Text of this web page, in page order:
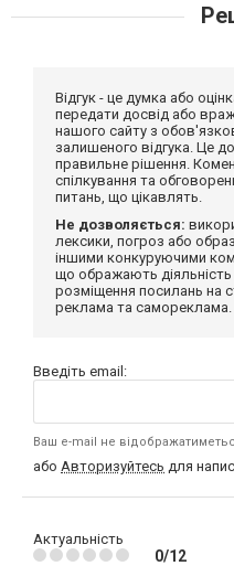
Відгук - це думка або
передати досвід або
нашого сайту з
залишеного відгука. Це
правильне рішення.
спілкування та
питань, що цікавлять.
Не дозволяється:
лексики, погроз або
іншими конкуруючими
що ображають діяльність
розміщення посилань на
реклама та самореклама.
Введіть email:
Ваш e-mail не
або Авторизуйтесь для
Актуальність
0/12